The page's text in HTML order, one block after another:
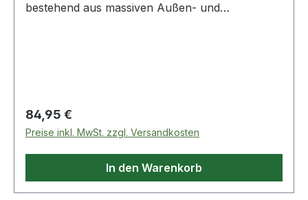
bestehend aus massiven Außen- und
Regulärer Preis:
84,95 €
Preise inkl. MwSt. zzgl. Versandkosten
In den Warenkorb